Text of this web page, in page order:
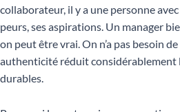
collaborateur, il y a une personne
peurs, ses aspirations. Un manager
on peut être vrai. On n’a pas besoin
authenticité réduit considérablement
durables.